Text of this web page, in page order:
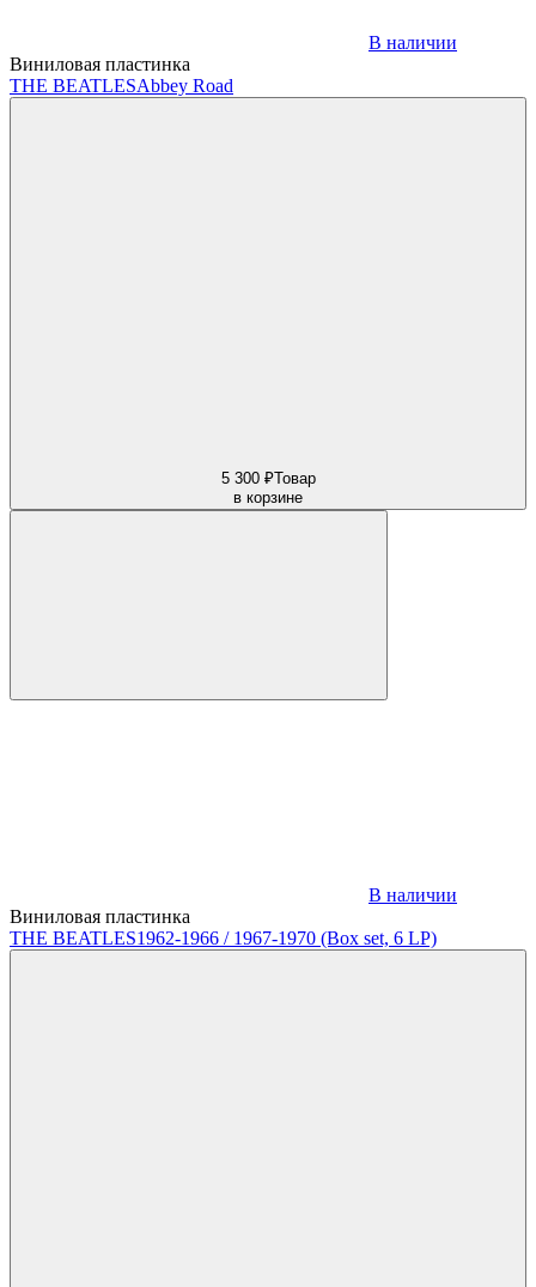
В наличии
Виниловая пластинка
THE BEATLESAbbey Road
5 300 ₽Товар
в корзине
В наличии
Виниловая пластинка
THE BEATLES1962-1966 / 1967-1970 (Box set, 6 LP)